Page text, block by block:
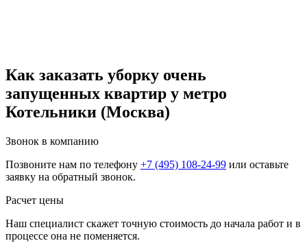
Как заказать уборку очень
запущенных квартир у метро
Котельники (Москва)
Звонок в компанию
Позвоните нам по телефону +7 (495) 108-24-99 или оставьте
заявку на обратный звонок.
Расчет цены
Наш специалист скажет точную стоимость до начала работ и в
процессе она не поменяется.